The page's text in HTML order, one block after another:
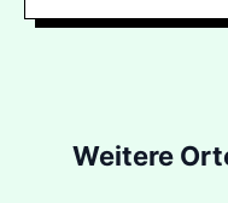
Weitere